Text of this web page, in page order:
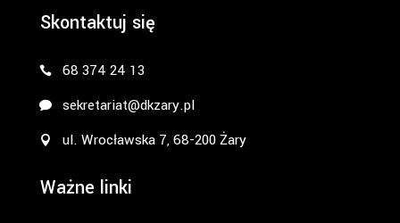
Skontaktuj się
68 374 24 13
sekretariat@dkzary.pl
ul. Wrocławska 7, 68-200 Żary
Ważne linki